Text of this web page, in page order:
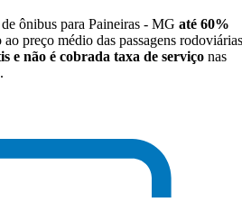
ônibus para Paineiras - MG até 60%
ao preço médio das passagens
e não é cobrada taxa de serviço nas